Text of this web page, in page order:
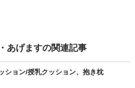
あげますの関連記事
ション/授乳クッション、抱き枕